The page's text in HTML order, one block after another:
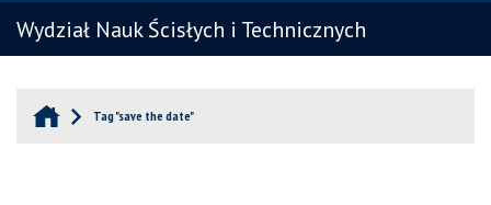
Wydział Nauk Ścisłych i Technicznych
Tag "save the date"